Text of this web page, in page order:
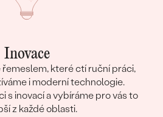
Inovace
které ctí ruční práci,
i moderní technologie.
s inovací a vybíráme pro vás to
z každé oblasti.